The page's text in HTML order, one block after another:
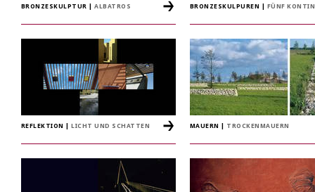
BRONZESKULPTUR |ALBATROS BRONZESKULPUREN FÜNF
REFLEKTION |LICHT UND SCHATTEN MAUERN TROCKENMAUERN